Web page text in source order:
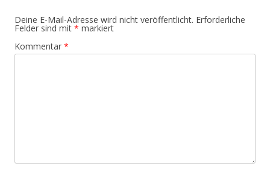
Deine E-Mail-Adresse wird nicht veröffentlicht. Erforderliche
Felder sind mit * markiert
Kommentar *